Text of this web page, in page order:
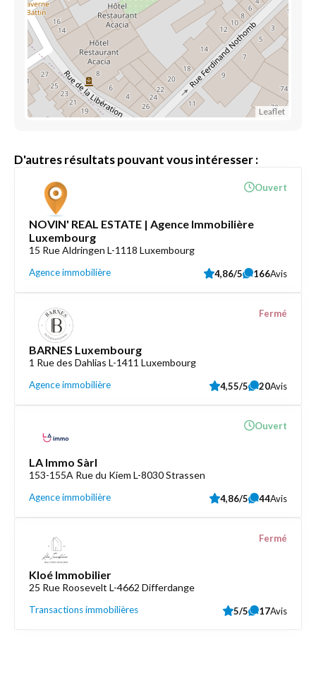
Leaflet
D'autres résultats pouvant vous intéresser :
NOVIN' REAL ESTATE | Agence Immobilière
Luxembourg
15 Rue Aldringen L-1118 Luxembourg
Agence immobilière
Ouvert
4,86/5 166Avis
BARNES Luxembourg
1 Rue des Dahlias L-1411 Luxembourg
Agence immobilière
Fermé
4,55/5 20Avis
LA Immo Sàrl
153-155A Rue du Kiem L-8030 Strassen
Agence immobilière
Ouvert
4,86/5 44Avis
Kloé Immobilier
25 Rue Roosevelt L-4662 Differdange
Transactions immobilières
Fermé
5/5 17Avis